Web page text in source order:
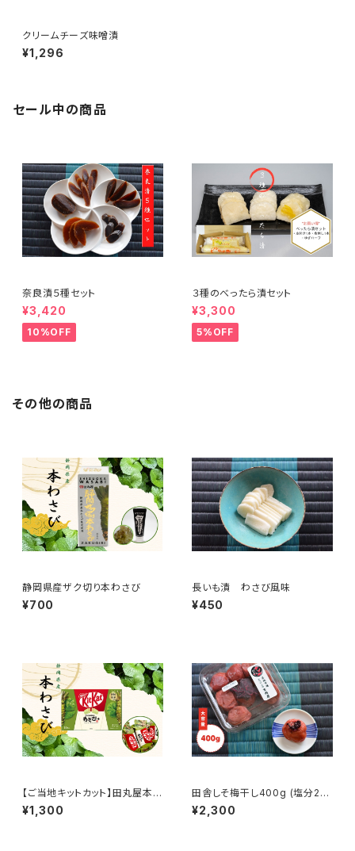
クリームチーズ味噌漬
¥1,296
セール中の商品
奈良漬５種セット
¥3,420
10%OFF
３種のべったら漬セット
¥3,300
5%OFF
その他の商品
静岡県産ザク切り本わさび
¥700
長いも漬 わさび風味
¥450
【ご当地キットカット】田丸屋本店
わさび味
¥1,300
田舎しそ梅干し400g (塩分2
0％)
¥2,300